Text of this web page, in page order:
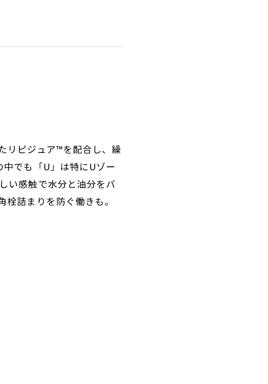
リピジュア™を配合し、繰
でも「U」は特にUゾー
い感触で水分と油分をバ
詰まりを防ぐ働きも。